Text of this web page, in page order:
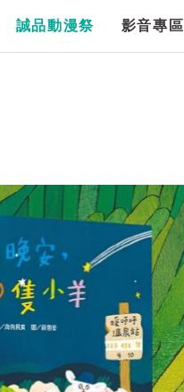
誠品動漫祭 影音專區